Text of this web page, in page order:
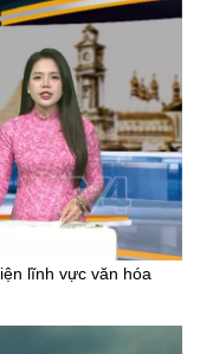
lĩnh vực văn hóa